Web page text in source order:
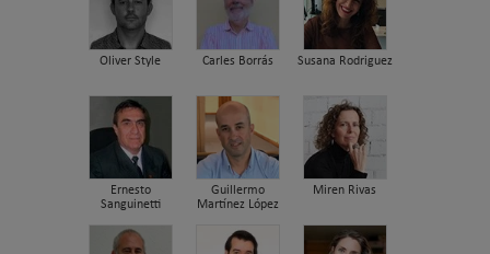
Oliver Style Carles Borrás Susana Rodriguez
Ernesto
Sanguinetti
Guillermo
Martínez López
Miren Rivas